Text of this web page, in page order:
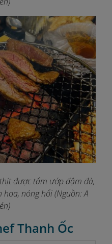
được tẩm ướp đậm đà,
nóng hổi (Nguồn: A
Thanh Ốc